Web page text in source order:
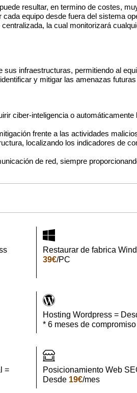
resultar, en termino de costes,
equipo desde fuera del sistema
la cual monitorizará
infraestructuras, permitiendo al
y mitigar las amenazas
ciber-inteligencia o
frente a las actividades
localizando los indicadores de
de red, siempre
Restaurar de fabrica
39€/PC
Hosting Wordpress =
* 6 meses de compromiso
=
Posicionamiento Web
Desde 19€/mes